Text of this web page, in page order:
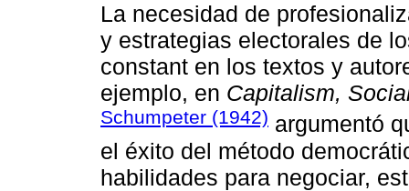
La necesidad de
y estrategias electorales de
constant en los textos y
ejemplo, en Capitalism,
Schumpeter (1942) argumentó
el éxito del método
habilidades para negociar,